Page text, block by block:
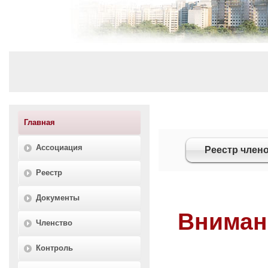
Главная
Ассоциация
Реестр
Документы
Членство
Контроль
Реестр